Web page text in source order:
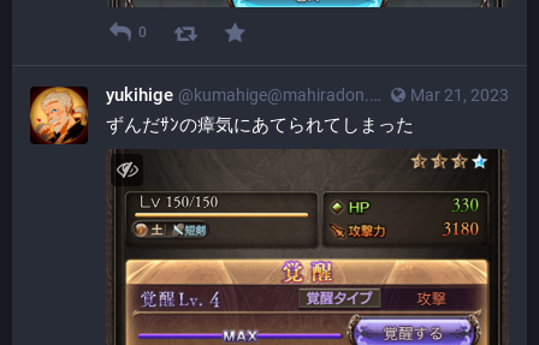
0
Mar 21, 2023
yukihige @kumahige@mahiradon.com
ずんだｻﾝの瘴気にあてられてしまった